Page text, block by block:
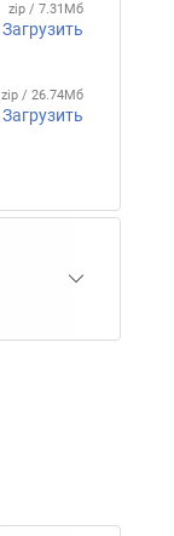
zip / 7.31Мб
Загрузить
zip / 26.74Мб
Загрузить